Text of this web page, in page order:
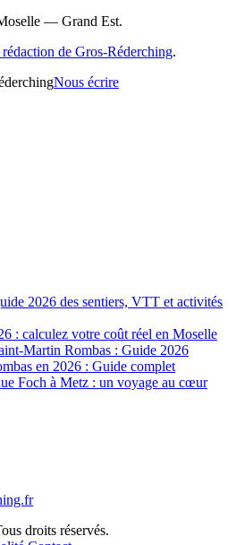
— Grand Est.
de Gros-Réderching.
Nous écrire
2026 des sentiers, VTT et activités
: calculez votre coût réel en Moselle
Martin Rombas : Guide 2026
en 2026 : Guide complet
Foch à Metz : un voyage au cœur
droits réservés.